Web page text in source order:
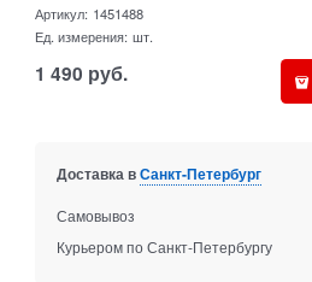
Артикул: 1451488
Ед. измерения: шт.
1 490 руб.
Доставка вСанкт-Петербург
Самовывоз
Курьером по Санкт-Петербургу